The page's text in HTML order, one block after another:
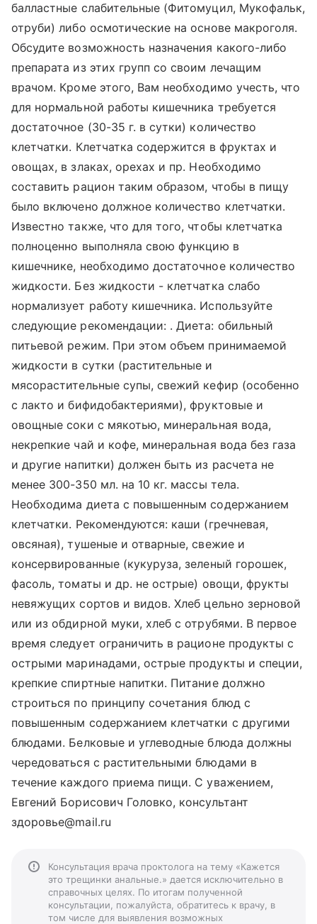
балластные слабительные (Фитомуцил, Мукофальк,
отруби) либо осмотические на основе макроголя.
Обсудите возможность назначения какого-либо
препарата из этих групп со своим лечащим
врачом. Кроме этого, Вам необходимо учесть, что
для нормальной работы кишечника требуется
достаточное (30-35 г. в сутки) количество
клетчатки. Клетчатка содержится в фруктах и
овощах, в злаках, орехах и пр. Необходимо
составить рацион таким образом, чтобы в пищу
было включено должное количество клетчатки.
Известно также, что для того, чтобы клетчатка
полноценно выполняла свою функцию в
кишечнике, необходимо достаточное количество
жидкости. Без жидкости - клетчатка слабо
нормализует работу кишечника. Используйте
следующие рекомендации: . Диета: обильный
питьевой режим. При этом объем принимаемой
жидкости в сутки (растительные и
мясорастительные супы, свежий кефир (особенно
с лакто и бифидобактериями), фруктовые и
овощные соки с мякотью, минеральная вода,
некрепкие чай и кофе, минеральная вода без газа
и другие напитки) должен быть из расчета не
менее 300-350 мл. на 10 кг. массы тела.
Необходима диета с повышенным содержанием
клетчатки. Рекомендуются: каши (гречневая,
овсяная), тушеные и отварные, свежие и
консервированные (кукуруза, зеленый горошек,
фасоль, томаты и др. не острые) овощи, фрукты
невяжущих сортов и видов. Хлеб цельно зерновой
или из обдирной муки, хлеб с отрубями. В первое
время следует ограничить в рационе продукты с
острыми маринадами, острые продукты и специи,
крепкие спиртные напитки. Питание должно
строиться по принципу сочетания блюд с
повышенным содержанием клетчатки с другими
блюдами. Белковые и углеводные блюда должны
чередоваться с растительными блюдами в
течение каждого приема пищи. С уважением,
Евгений Борисович Головко, консультант
здоровье@mail.ru
Консультация врача проктолога на тему «Кажется
это трещинки анальные.» дается исключительно в
справочных целях. По итогам полученной
консультации, пожалуйста, обратитесь к врачу, в
том числе для выявления возможных